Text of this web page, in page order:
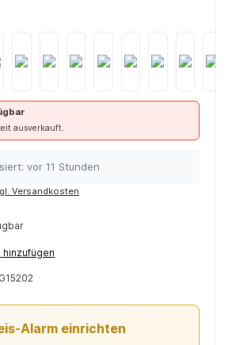
ausverkauft.
vor 11 Stunden
Versandkosten
Alarm einrichten